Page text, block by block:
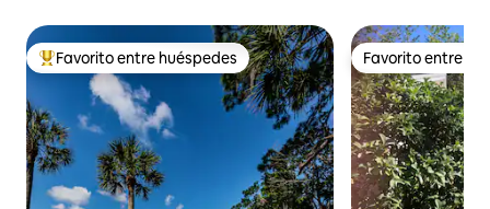
Favorito entre huéspedes preferido
Favorito entre huéspedes Favorito entre
Favorito entre